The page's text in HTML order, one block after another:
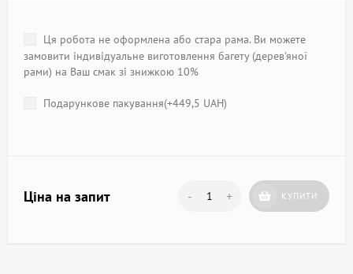
Ця робота не оформлена або стара рама. Ви можете
замовити індивідуальне виготовлення багету (дерев'яної
рами) на Ваш смак зі знижкою 10%
Подарункове пакування(+449,5 UAH)
Ціна на запит - + КУПИТИ